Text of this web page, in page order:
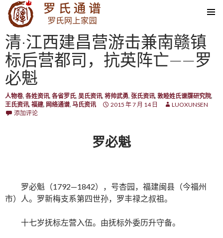
SKIP TO CONTENT
清·江西建昌营游击兼南赣镇
标后营都司，抗英阵亡——罗
必魁
人物卷, 各姓资讯, 各省罗氏, 吴氏资讯, 将帅武勇, 张氏资讯, 敦睦姓氏谱牒研究院,
王氏资讯, 福建, 网络通谱, 马氏资讯 2015 年 7 月 14 日
LUOXUNSEN
添加评论
罗必魁
罗必魁（1792—1842），号杏园，福建闽县（今福州
市）人。罗新梅支系第四世孙，罗丰禄之叔祖。
十七岁抚标左营入伍。由抚标外委历升守备。